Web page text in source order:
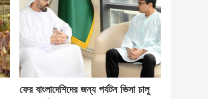
ফের বাংলাদেশিদের জন্য পর্যটন ভিসা চালু